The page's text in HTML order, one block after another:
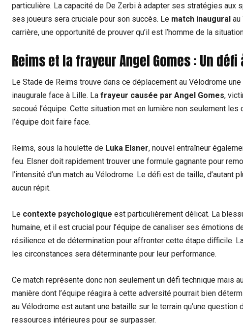
particulière. La capacité de De Zerbi à adapter ses stratégies
ses joueurs sera cruciale pour son succès. Le match inaugural au
carrière, une opportunité de prouver qu’il est l’homme de la
Reims et la frayeur Angel Gomes : Un
Le Stade de Reims trouve dans ce déplacement au Vélodrome
inaugurale face à Lille. La frayeur causée par Angel Gomes,
secoué l’équipe. Cette situation met en lumière non seulement
l’équipe doit faire face.
Reims, sous la houlette de Luka Elsner, nouvel entraîneur
feu. Elsner doit rapidement trouver une formule gagnante pour
l’intensité d’un match au Vélodrome. Le défi est de taille, d’autant
aucun répit.
Le contexte psychologique est particulièrement délicat. La
humaine, et il est crucial pour l’équipe de canaliser ses émotions
résilience et de détermination pour affronter cette étape difficile.
les circonstances sera déterminante pour leur performance.
Ce match représente donc non seulement un défi technique mais
manière dont l’équipe réagira à cette adversité pourrait bien
au Vélodrome est autant une bataille sur le terrain qu’une
ressources intérieures pour se surpasser.